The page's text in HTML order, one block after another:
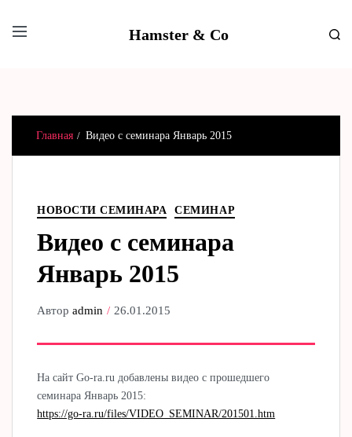
Hamster & Co
Главная Видео с семинара Январь 2015
НОВОСТИ СЕМИНАРА СЕМИНАР
Видео с семинара
Январь 2015
Авторadmin 26.01.2015
На сайт Go-ra.ru добавлены видео с прошедшего
семинара Январь 2015:
https://go-ra.ru/files/VIDEO_SEMINAR/201501.htm